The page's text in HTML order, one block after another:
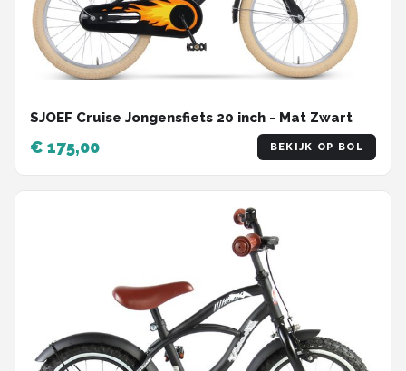
SJOEF Cruise Jongensfiets 20 inch - Mat Zwart
€ 175,00 BEKIJK OP BOL